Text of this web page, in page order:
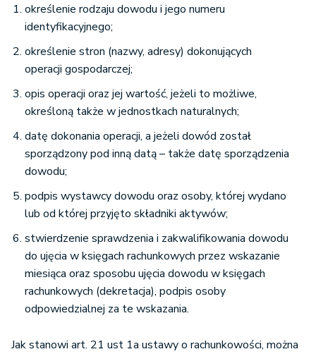
określenie rodzaju dowodu i jego numeru
identyfikacyjnego;
określenie stron (nazwy, adresy) dokonujących
operacji gospodarczej;
opis operacji oraz jej wartość, jeżeli to możliwe,
określoną także w jednostkach naturalnych;
datę dokonania operacji, a jeżeli dowód został
sporządzony pod inną datą – także datę sporządzenia
dowodu;
podpis wystawcy dowodu oraz osoby, której wydano
lub od której przyjęto składniki aktywów;
stwierdzenie sprawdzenia i zakwalifikowania dowodu
do ujęcia w księgach rachunkowych przez wskazanie
miesiąca oraz sposobu ujęcia dowodu w księgach
rachunkowych (dekretacja), podpis osoby
odpowiedzialnej za te wskazania.
Jak stanowi art. 21 ust 1a ustawy o rachunkowości, można